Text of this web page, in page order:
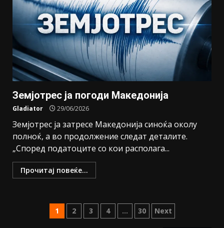
Земјотрес ја погоди Македонија
Gladiator 29/06/2026
Земјотрес ја затресе Македонија синоќа околу
полноќ, а во продолжение следат деталите.
„Според податоците со кои располага...
Прочитај повеќе...
1 2 3 4 … 30 Next